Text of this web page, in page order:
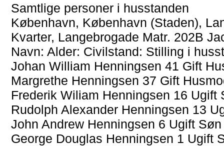
Samtlige personer i husstanden
København, København (Staden),
Kvarter, Langebrogade Matr. 202B
Navn: Alder: Civilstand: Stilling i
Johan William Henningsen 41 Gift
Margrethe Henningsen 37 Gift
Frederik Wiliam Henningsen 16
Rudolph Alexander Henningsen 13
John Andrew Henningsen 6 Ugift
George Douglas Henningsen 1 Ugift